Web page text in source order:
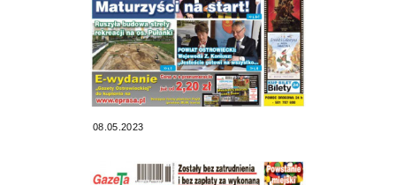
08.05.2023